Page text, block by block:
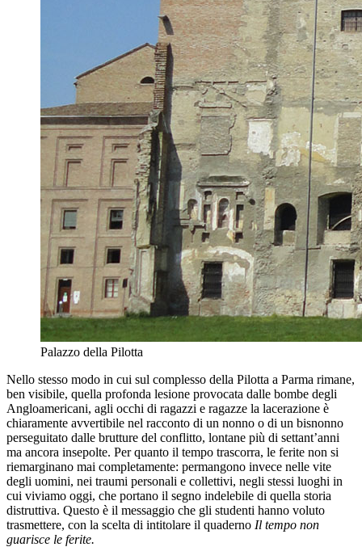
Palazzo della Pilotta
Nello stesso modo in cui sul complesso della Pilotta a Parma rimane,
ben visibile, quella profonda lesione provocata dalle bombe degli
Angloamericani, agli occhi di ragazzi e ragazze la lacerazione è
chiaramente avvertibile nel racconto di un nonno o di un bisnonno
perseguitato dalle brutture del conflitto, lontane più di settant’anni
ma ancora insepolte. Per quanto il tempo trascorra, le ferite non si
riemarginano mai completamente: permangono invece nelle vite
degli uomini, nei traumi personali e collettivi, negli stessi luoghi in
cui viviamo oggi, che portano il segno indelebile di quella storia
distruttiva. Questo è il messaggio che gli studenti hanno voluto
trasmettere, con la scelta di intitolare il quaderno Il tempo non
guarisce le ferite.